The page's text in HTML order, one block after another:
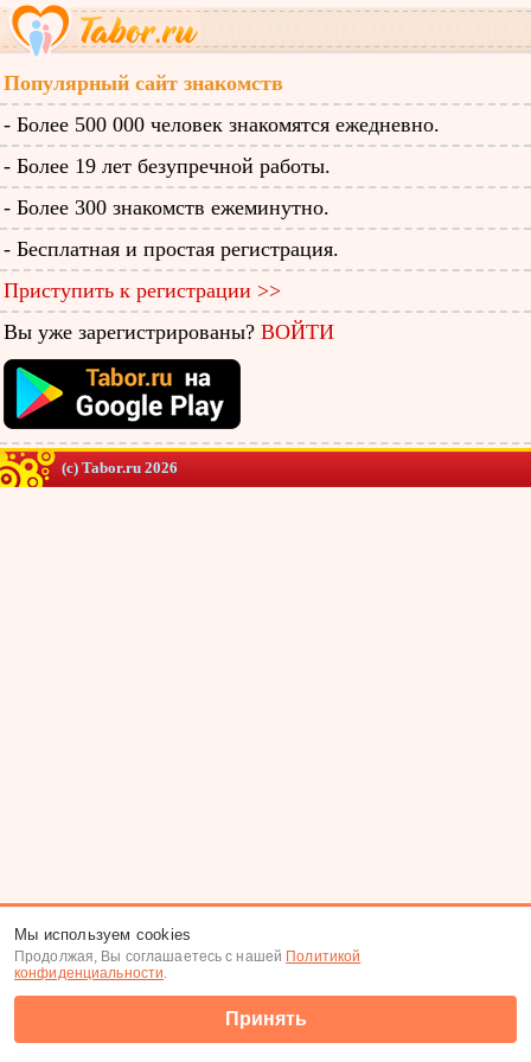
Популярный сайт знакомств
- Более 500 000 человек знакомятся ежедневно.
- Более 19 лет безупречной работы.
- Более 300 знакомств ежеминутно.
- Бесплатная и простая регистрация.
Приступить к регистрации >>
Вы уже зарегистрированы? ВОЙТИ
(c) Tabor.ru 2026
Мы используем cookies
Продолжая, Вы соглашаетесь с нашей Политикой
конфиденциальности.
Принять